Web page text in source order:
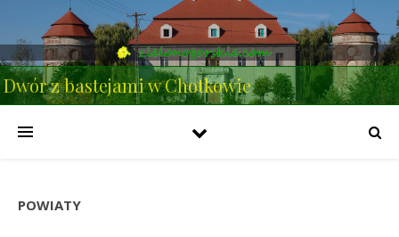
Dwór z bastejami w Chotkowie
POWIATY